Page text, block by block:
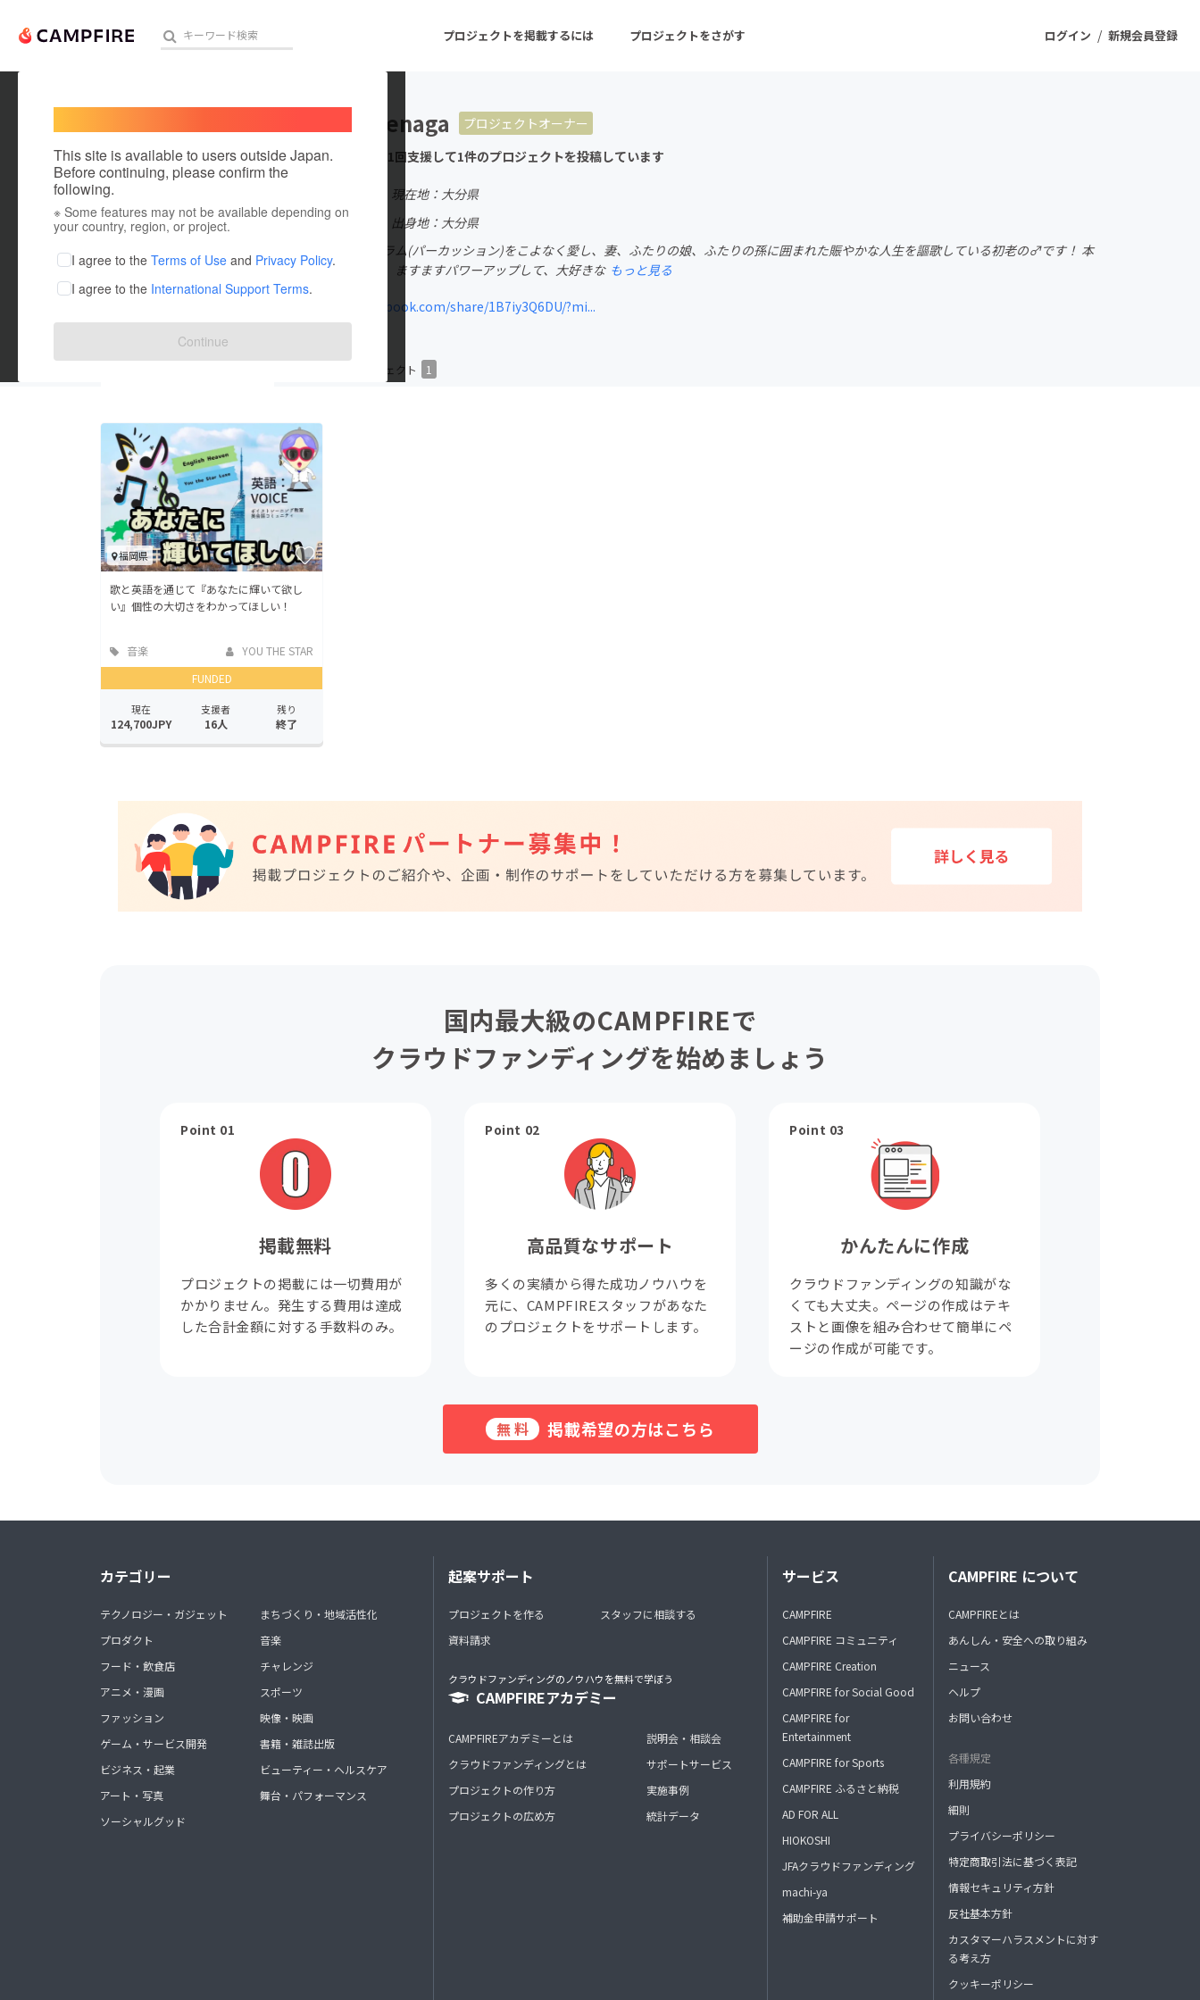
ログイン / 新規会員登録
プロジェクトを掲載するには プロジェクトをさがす
人気のプロジェクト 注目のリターン 注目の新着プロジェクト
アート・写真 音楽
テクノロジー・ガジェット
ゲーム・サービス開発 フード・飲食店
ファッション
映像・映画
ビジネス・起業
まちづくり・地域活性化
This site is available to users outside Japan.
Before continuing, please confirm the
following.
※ Some features may not be available depending on
your country, region, or project.
I agree to the Terms of Use and Privacy Policy.
I agree to the International Support Terms.
Continue
Shin Suenaga
プロジェクトオーナー
これまでに1回支援して1件のプロジェクトを投稿しています
現在地：大分県
出身国：日本
出身地：大分県
カラオケとドラム(パーカッション)をこよなく愛し、妻、ふたりの娘、ふたりの孫に囲まれた賑やかな人生を謳歌している初老の♂です！ 本
年還暦を迎え、ますますパワーアップして、大好きな もっと見る
www.facebook.com/share/1B7iy3Q6DU/?mi...
プロジェクト 1
福岡県
歌と英語を通じて『あなたに輝いて欲し
い』個性の大切さをわかってほしい！
音楽
YOU THE STAR
FUNDED
現在
124,700JPY
支援者
16人
残り
終了
国内最大級のCAMPFIREで
クラウドファンディングを始めましょう
Point 01
掲載無料
プロジェクトの掲載には一切費用が
かかりません。発生する費用は達成
した合計金額に対する手数料のみ。
Point 02
高品質なサポート
多くの実績から得た成功ノウハウを
元に、CAMPFIREスタッフがあなた
のプロジェクトをサポートします。
Point 03
かんたんに作成
クラウドファンディングの知識がな
くても大丈夫。ページの作成はテキ
ストと画像を組み合わせて簡単にペ
ージの作成が可能です。
無料 掲載希望の方はこちら
カテゴリー
テクノロジー・ガジェット
プロダクト
フード・飲食店
アニメ・漫画
ファッション
ゲーム・サービス開発
ビジネス・起業
アート・写真
ソーシャルグッド
まちづくり・地域活性化
音楽
チャレンジ
スポーツ
映像・映画
書籍・雑誌出版
ビューティー・ヘルスケア
舞台・パフォーマンス
起案サポート
プロジェクトを作る
資料請求
スタッフに相談する
クラウドファンディングのノウハウを無料で学ぼう
CAMPFIREアカデミー
CAMPFIREアカデミーとは
クラウドファンディングとは
プロジェクトの作り方
プロジェクトの広め方
説明会・相談会
サポートサービス
実施事例
統計データ
サービス
CAMPFIRE
CAMPFIRE コミュニティ
CAMPFIRE Creation
CAMPFIRE for Social Good
CAMPFIRE for
Entertainment
CAMPFIRE for Sports
CAMPFIRE ふるさと納税
AD FOR ALL
HIOKOSHI
JFAクラウドファンディング
machi-ya
補助金申請サポート
CAMPFIRE について
CAMPFIREとは
あんしん・安全への取り組み
ニュース
ヘルプ
お問い合わせ
各種規定
利用規約
細則
プライバシーポリシー
特定商取引法に基づく表記
情報セキュリティ方針
反社基本方針
カスタマーハラスメントに対す
る考え方
クッキーポリシー